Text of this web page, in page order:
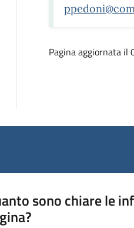
Pagina aggiornata il
sono chiare le